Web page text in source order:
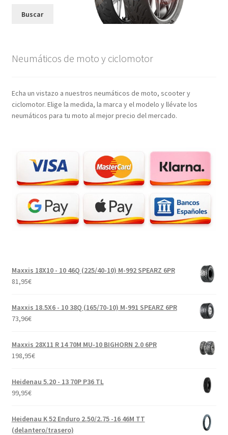
Buscar
Neumáticos de moto y ciclomotor
Echa un vistazo a nuestros neumáticos de moto, scooter y
ciclomotor. Elige la medida, la marca y el modelo y llévate los
neumáticos para tu moto al mejor precio del mercado.
Maxxis 18X10 - 10 46Q (225/40-10) M-992 SPEARZ 6PR
81,95€
Maxxis 18.5X6 - 10 38Q (165/70-10) M-991 SPEARZ 6PR
73,96€
Maxxis 28X11 R 14 70M MU-10 BIGHORN 2.0 6PR
198,95€
Heidenau 5.20 - 13 70P P36 TL
99,95€
Heidenau K 52 Enduro 2.50/2.75 -16 46M TT
(delantero/trasero)